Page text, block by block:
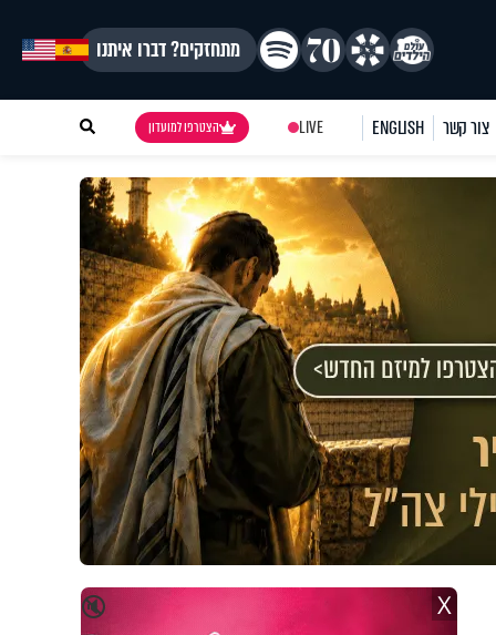
מתחזקים? דברו איתנו
צור קשר ENGLISH
LIVE הצטרפו למועדון
🔇 X